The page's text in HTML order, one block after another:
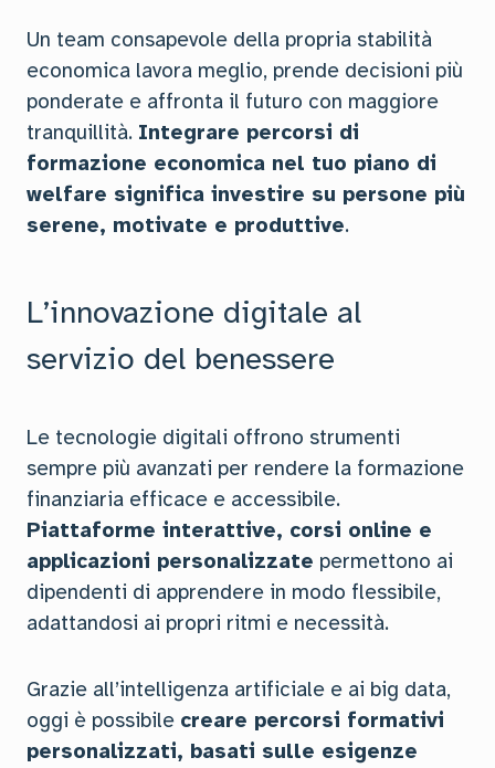
Un team consapevole della propria stabilità
economica lavora meglio, prende decisioni più
ponderate e affronta il futuro con maggiore
tranquillità. Integrare percorsi di
formazione economica nel tuo piano di
welfare significa investire su persone più
serene, motivate e produttive.
L’innovazione digitale al
servizio del benessere
Le tecnologie digitali offrono strumenti
sempre più avanzati per rendere la formazione
finanziaria efficace e accessibile.
Piattaforme interattive, corsi online e
applicazioni personalizzate permettono ai
dipendenti di apprendere in modo flessibile,
adattandosi ai propri ritmi e necessità.
Grazie all’intelligenza artificiale e ai big data,
oggi è possibile creare percorsi formativi
personalizzati, basati sulle esigenze